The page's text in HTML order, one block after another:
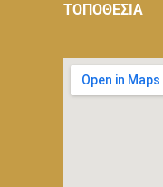
ΤΟΠΟΘΕΣΙΑ